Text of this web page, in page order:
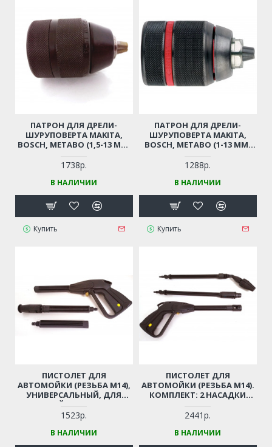
ПАТРОН ДЛЯ ДРЕЛИ-
ШУРУПОВЕРТА MAKITA,
BOSCH, METABO (1,5-13 ММ,
ПРОФЕССИОНАЛЬНЫЙ
БЫСТРОЗАЖИМНОЙ С
ТРЕЩЕТКОЙ
1738р.
В НАЛИЧИИ
Купить
ПАТРОН ДЛЯ ДРЕЛИ-
ШУРУПОВЕРТА MAKITA,
BOSCH, METABO (1-13 ММ,
ПРОФЕССИОНАЛЬНЫЙ
БЫСТРОЗАЖИМНОЙ С
ТРЕЩЕТКОЙ
1288р.
В НАЛИЧИИ
Купить
ПИСТОЛЕТ ДЛЯ
АВТОМОЙКИ (РЕЗЬБА М14),
УНИВЕРСАЛЬНЫЙ, ДЛЯ
КИТАЙСКИХ МОЕК
1523р.
В НАЛИЧИИ
ПИСТОЛЕТ ДЛЯ
АВТОМОЙКИ (РЕЗЬБА М14).
КОМПЛЕКТ: 2 НАСАДКИ
М14)
2441р.
В НАЛИЧИИ